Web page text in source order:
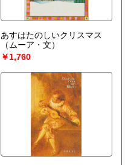
あすはたのしいクリスマス
（ムーア・文）
￥1,760